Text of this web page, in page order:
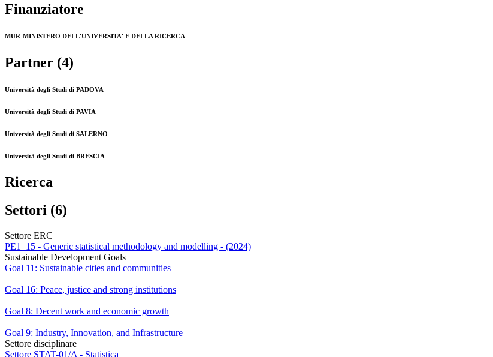
Finanziatore
MUR-MINISTERO DELL'UNIVERSITA' E DELLA RICERCA
Partner (4)
Università degli Studi di PADOVA
Università degli Studi di PAVIA
Università degli Studi di SALERNO
Università degli Studi di BRESCIA
Ricerca
Settori (6)
Settore ERC
PE1_15 - Generic statistical methodology and modelling - (2024)
Sustainable Development Goals
Goal 11: Sustainable cities and communities
Goal 16: Peace, justice and strong institutions
Goal 8: Decent work and economic growth
Goal 9: Industry, Innovation, and Infrastructure
Settore disciplinare
Settore STAT-01/A - Statistica